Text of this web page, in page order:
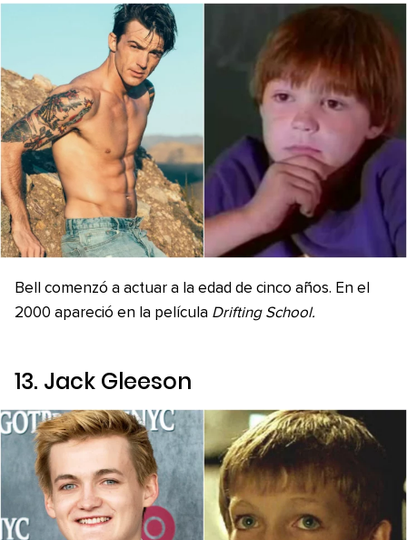
Bell comenzó a actuar a la edad de cinco años. En el
2000 apareció en la película Drifting School.
13. Jack Gleeson